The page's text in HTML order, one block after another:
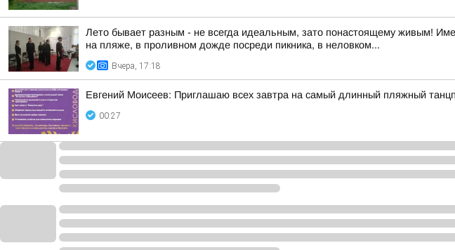
Лето бывает разным - не всегда идеальным, зато понастоящему живым!
на пляже, в проливном дожде посреди пикника, в неловком...
Вчера, 17:18
Евгений Моисеев: Приглашаю всех завтра на самый длинный пляжный
00:27